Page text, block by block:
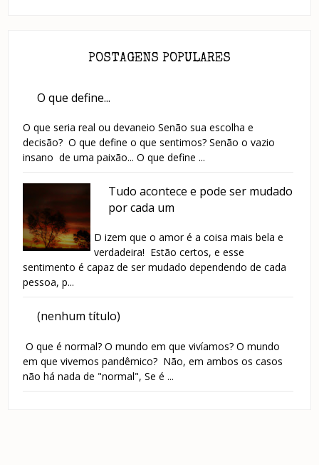
POSTAGENS POPULARES
O que define...
O que seria real ou devaneio Senão sua escolha e
decisão? O que define o que sentimos? Senão o vazio
insano de uma paixão... O que define ...
Tudo acontece e pode ser mudado
por cada um
D izem que o amor é a coisa mais bela e
verdadeira! Estão certos, e esse
sentimento é capaz de ser mudado dependendo de cada
pessoa, p...
(nenhum título)
O que é normal? O mundo em que vivíamos? O mundo
em que vivemos pandêmico? Não, em ambos os casos
não há nada de "normal", Se é ...